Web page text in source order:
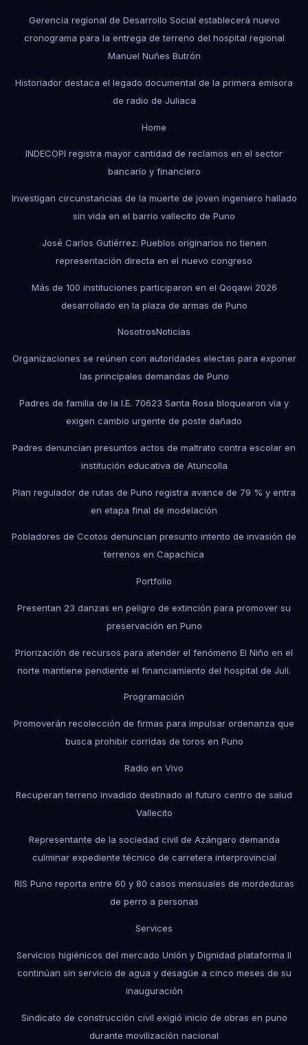
Gerencia regional de Desarrollo Social establecerá nuevo
cronograma para la entrega de terreno del hospital regional
Manuel Nuñes Butrón
Historiador destaca el legado documental de la primera emisora
de radio de Juliaca
Home
INDECOPI registra mayor cantidad de reclamos en el sector
bancario y financiero
Investigan circunstancias de la muerte de joven ingeniero hallado
sin vida en el barrio vallecito de Puno
José Carlos Gutiérrez: Pueblos originarios no tienen
representación directa en el nuevo congreso
Más de 100 instituciones participaron en el Qoqawi 2026
desarrollado en la plaza de armas de Puno
NosotrosNoticias
Organizaciones se reúnen con autoridades electas para exponer
las principales demandas de Puno
Padres de familia de la I.E. 70623 Santa Rosa bloquearon vía y
exigen cambio urgente de poste dañado
Padres denuncian presuntos actos de maltrato contra escolar en
institución educativa de Atuncolla
Plan regulador de rutas de Puno registra avance de 79 % y entra
en etapa final de modelación
Pobladores de Ccotos denuncian presunto intento de invasión de
terrenos en Capachica
Portfolio
Presentan 23 danzas en peligro de extinción para promover su
preservación en Puno
Priorización de recursos para atender el fenómeno El Niño en el
norte mantiene pendiente el financiamiento del hospital de Juli.
Programación
Promoverán recolección de firmas para impulsar ordenanza que
busca prohibir corridas de toros en Puno
Radio en Vivo
Recuperan terreno invadido destinado al futuro centro de salud
Vallecito
Representante de la sociedad civil de Azángaro demanda
culminar expediente técnico de carretera interprovincial
RIS Puno reporta entre 60 y 80 casos mensuales de mordeduras
de perro a personas
Services
Servicios higiénicos del mercado Unión y Dignidad plataforma II
continúan sin servicio de agua y desagüe a cinco meses de su
inauguración
Sindicato de construcción civil exigió inicio de obras en puno
durante movilización nacional